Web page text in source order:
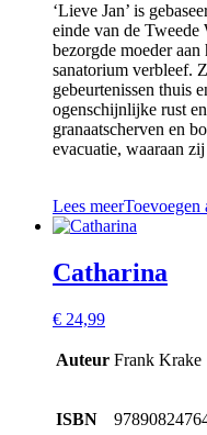
‘Lieve Jan’ is
einde van de Tweede
bezorgde moeder
sanatorium verbleef.
gebeurtenissen thuis
ogenschijnlijke rust
granaatscherven en
evacuatie, waaraan
Lees meerToevoegen
Catharina
€ 24,99
Auteur Frank Krake
ISBN